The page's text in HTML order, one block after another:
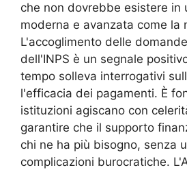
che non dovrebbe esistere in
moderna e avanzata come la
L'accoglimento delle
dell'INPS è un segnale
tempo solleva interrogativi
l'efficacia dei pagamenti. È
istituzioni agiscano con
garantire che il supporto
chi ne ha più bisogno, senza
complicazioni burocratiche.